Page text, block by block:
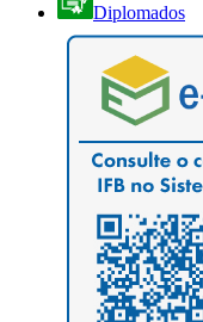
Diplomados